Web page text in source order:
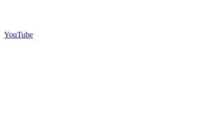
YouTube